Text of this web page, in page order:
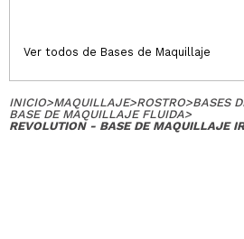
Ver todos de Bases de Maquillaje
INICIO>MAQUILLAJE>ROSTRO>BASES
BASE DE MAQUILLAJE FLUIDA>
REVOLUTION - BASE DE MAQUILLAJE